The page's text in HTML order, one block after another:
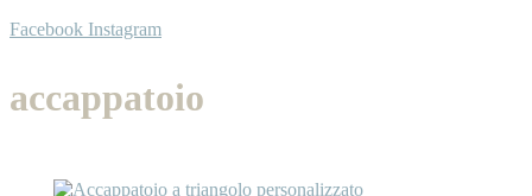
Facebook Instagram
accappatoio